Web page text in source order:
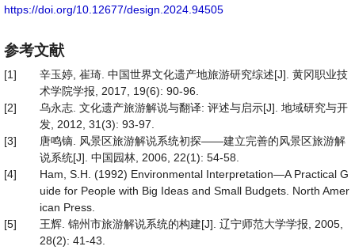
https://doi.org/10.12677/design.2024.94505
参考文献
[1]
辛玉婷, 崔琦. 中国世界文化遗产地旅游研究综述[J]. 黄冈职业技
术学院学报, 2017, 19(6): 90-96.
[2]
乌永志. 文化遗产旅游解说与翻译: 评述与启示[J]. 地域研究与开
发, 2012, 31(3): 93-97.
[3]
唐鸣镝. 风景区旅游解说系统初探——建立完善的风景区旅游解
说系统[J]. 中国园林, 2006, 22(1): 54-58.
[4]
Ham, S.H. (1992) Environmental Interpretation—A Practical G
uide for People with Big Ideas and Small Budgets. North Amer
ican Press.
[5]
王辉. 锦州市旅游解说系统的构建[J]. 辽宁师范大学学报, 2005,
28(2): 41-43.